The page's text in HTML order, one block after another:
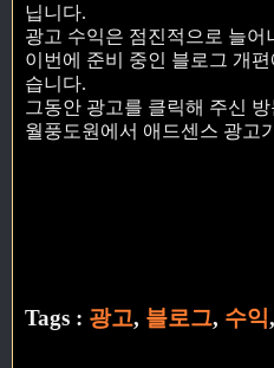
닙니다.
광고 수익은 점진적으로 늘어
이번에 준비 중인 블로그 개
습니다.
그동안 광고를 클릭해 주신
월풍도원에서 애드센스 광고
Tags : 광고, 블로그, 수익,